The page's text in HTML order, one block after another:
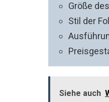
Größe
Stil der
Siehe auch